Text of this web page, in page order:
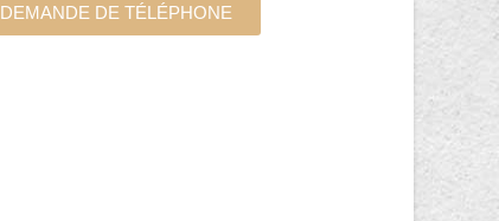
DEMANDE DE TÉLÉPHONE